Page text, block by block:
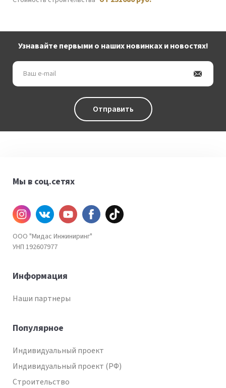
Узнавайте первыми о наших новинках и новостях!
Ваш
mail
Отправить
Мы в соц.сетях
Инстаграм
ВКонтакте
YouTube
Facebook
TiKtok
ООО "Мидас Инжиниринг"
УНП 192607977
Информация
Наши партнеры
Популярное
Индивидуальный проект
Индивидуальный проект (РФ)
Строительство